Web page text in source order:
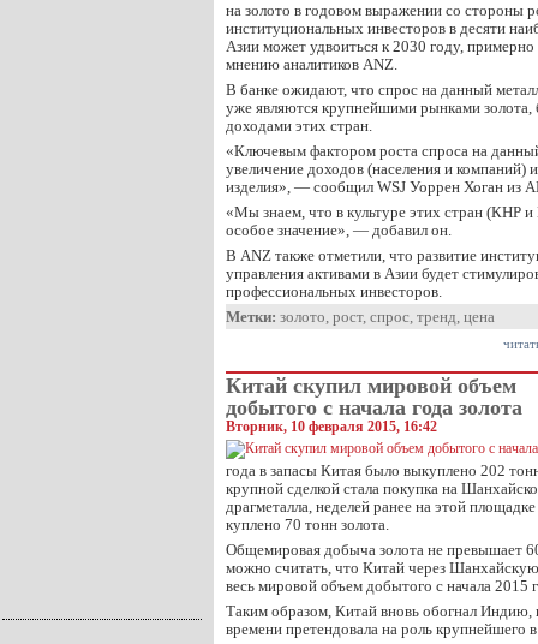
на золото в годовом выражении со стороны
институциональных инвесторов в десяти
Азии может удвоиться к 2030 году,
мнению аналитиков ANZ.
В банке ожидают, что спрос на данный
уже являются крупнейшими рынками золота,
доходами этих стран.
«Ключевым фактором роста спроса на
увеличение доходов (населения и компаний)
изделия», — сообщил WSJ Уоррен Хоган из
«Мы знаем, что в культуре этих стран (КНР
особое значение», — добавил он.
В ANZ также отметили, что развитие
управления активами в Азии будет
профессиональных инвесторов.
Метки: золото, рост, спрос, тренд, цена
Китай скупил мировой объем
добытого с начала года золота
Вторник, 10 февраля 2015, 16:42
года в запасы Китая было выкуплено 202
крупной сделкой стала покупка на
драгметалла, неделей ранее на этой
куплено 70 тонн золота.
Общемировая добыча золота не превышает
можно считать, что Китай через
весь мировой объем добытого с начала 2015
Таким образом, Китай вновь обогнал Индию,
времени претендовала на роль крупнейшего